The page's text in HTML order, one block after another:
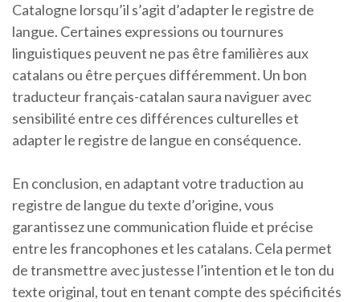
Catalogne lorsqu’il s’agit d’adapter le registre de
langue. Certaines expressions ou tournures
linguistiques peuvent ne pas être familières aux
catalans ou être perçues différemment. Un bon
traducteur français-catalan saura naviguer avec
sensibilité entre ces différences culturelles et
adapter le registre de langue en conséquence.
En conclusion, en adaptant votre traduction au
registre de langue du texte d’origine, vous
garantissez une communication fluide et précise
entre les francophones et les catalans. Cela permet
de transmettre avec justesse l’intention et le ton du
texte original, tout en tenant compte des spécificités